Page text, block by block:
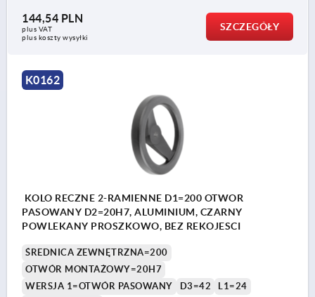
144,54 PLN
plus VAT
plus koszty wysyłki
SZCZEGÓŁY
K0162
KOLO RECZNE 2-RAMIENNE D1=200 OTWOR
PASOWANY D2=20H7, ALUMINIUM, CZARNY
POWLEKANY PROSZKOWO, BEZ REKOJESCI
ŚREDNICA ZEWNĘTRZNA=200
OTWÓR MONTAŻOWY=20H7
WERSJA 1=OTWÓR PASOWANY
D3=42
L1=24